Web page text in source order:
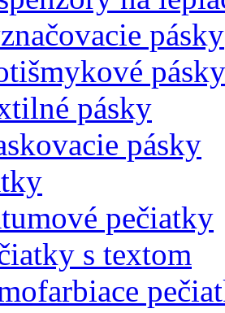
pásky
pásky
pásky
pásky
pečiatky
s textom